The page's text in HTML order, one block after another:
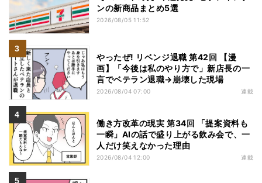
ンの新商品まとめ5選
2026/08/05 11:52
やったぜ! リベンジ退職 第42回 【漫
画】「今後は私のやり方で」新店長の一
言でベテラン退職→崩壊した現場
2026/08/04 07:00 連載
働き方改革の現実 第34回 「提案資料も
一瞬」AIの話で盛り上がる飲み会で、一
人だけ笑えなかった理由
2026/08/04 12:00 連載